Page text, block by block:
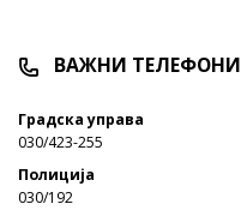
ВАЖНИ ТЕЛЕФОНИ
Градска управа
030/423-255
Полиција
030/192